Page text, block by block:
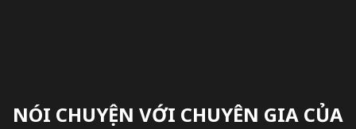
NÓI CHUYỆN VỚI CHUYÊN GIA CỦA